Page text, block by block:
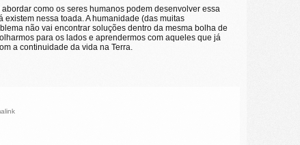
como os seres humanos podem desenvolver essa
nessa toada. A humanidade (das muitas
não vai encontrar soluções dentro da mesma bolha de
para os lados e aprendermos com aqueles que já
a continuidade da vida na Terra.